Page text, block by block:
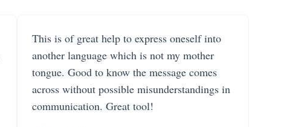
This is of great help to express oneself into
another language which is not my mother
tongue. Good to know the message comes
across without possible misunderstandings in
communication. Great tool!